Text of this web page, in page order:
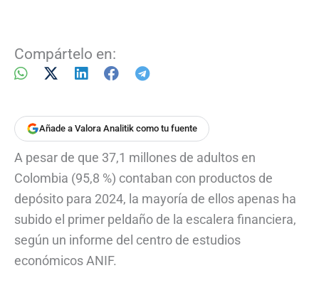
Compártelo en:
Añade a Valora Analitik como tu fuente
A pesar de que 37,1 millones de adultos en
Colombia (95,8 %) contaban con productos de
depósito para 2024, la mayoría de ellos apenas ha
subido el primer peldaño de la escalera financiera,
según un informe del centro de estudios
económicos ANIF.